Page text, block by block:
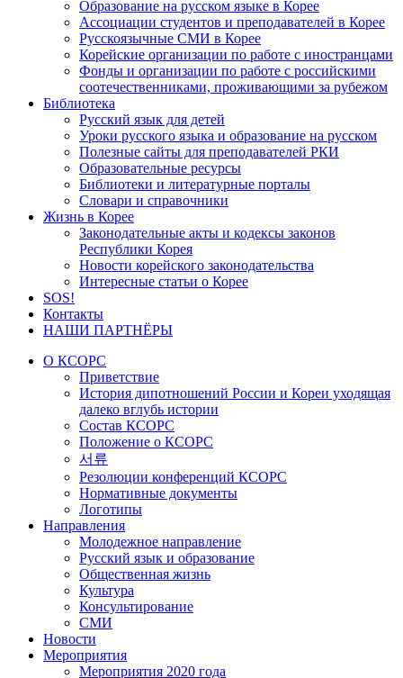
Образование на русском языке в Корее
Ассоциации студентов и преподавателей в Корее
Русскоязычные СМИ в Корее
Корейские организации по работе с иностранцами
Фонды и организации по работе с российскими
соотечественниками, проживающими за рубежом
Библиотека
Русский язык для детей
Уроки русского языка и образование на русском
Полезные сайты для преподавателей РКИ
Образовательные ресурсы
Библиотеки и литературные порталы
Словари и справочники
Жизнь в Корее
Законодательные акты и кодексы законов
Республики Корея
Новости корейского законодательства
Интересные статьи о Корее
SOS!
Контакты
НАШИ ПАРТНЁРЫ
О КСОРС
Приветствие
История дипотношений России и Кореи уходящая
далеко вглубь истории
Состав КСОРС
Положение о КСОРС
서류
Резолюции конференций КСОРС
Нормативные документы
Логотипы
Направления
Молодежное направление
Русский язык и образование
Общественная жизнь
Культура
Консультирование
СМИ
Новости
Мероприятия
Мероприятия 2020 года